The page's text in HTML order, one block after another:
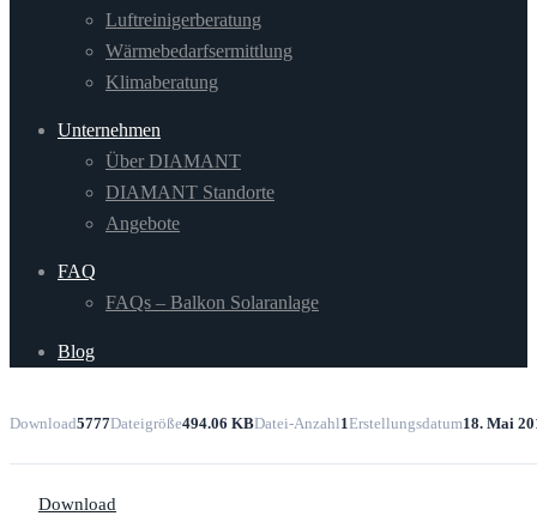
Luftreinigerberatung
Wärmebedarfsermittlung
Klimaberatung
Unternehmen
Über DIAMANT
DIAMANT Standorte
Angebote
FAQ
FAQs – Balkon Solaranlage
Blog
Download5777Dateigröße494.06 KBDatei-Anzahl1Erstellungsdatum18. Mai
Download